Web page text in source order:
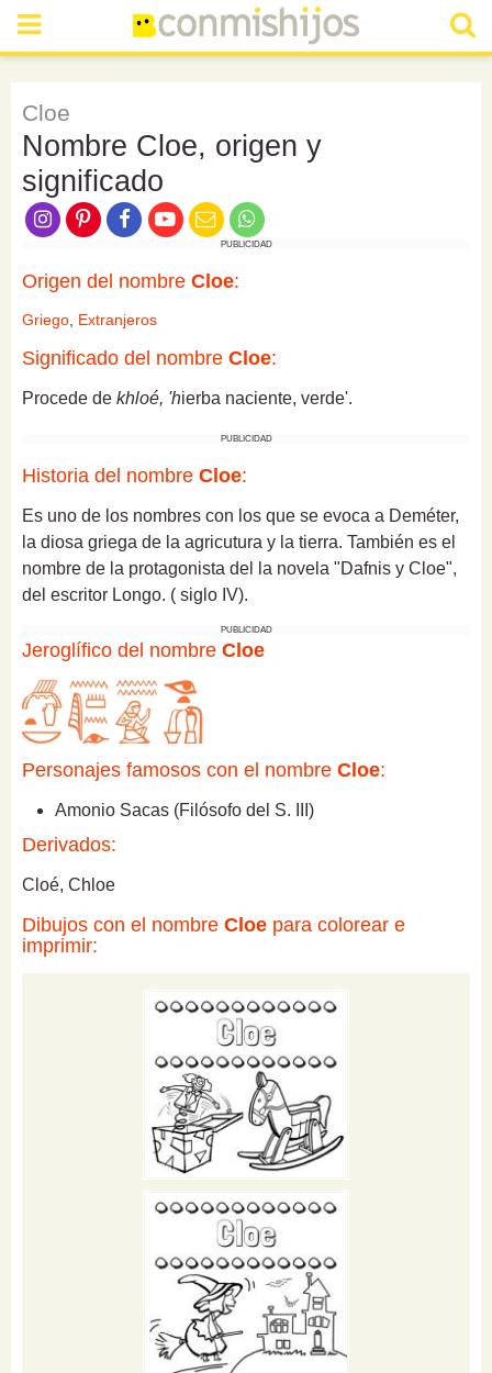
Cloe
Nombre Cloe, origen y
significado
PUBLICIDAD
Origen del nombre Cloe:
Griego, Extranjeros
Significado del nombre Cloe:
Procede de khloé, 'hierba naciente, verde'.
PUBLICIDAD
Historia del nombre Cloe:
Es uno de los nombres con los que se evoca a Deméter,
la diosa griega de la agricutura y la tierra. También es el
nombre de la protagonista del la novela "Dafnis y Cloe",
del escritor Longo. ( siglo IV).
PUBLICIDAD
Jeroglífico del nombre Cloe
Personajes famosos con el nombre Cloe:
Amonio Sacas (Filósofo del S. III)
Derivados:
Cloé, Chloe
Dibujos con el nombre Cloe para colorear e
imprimir: